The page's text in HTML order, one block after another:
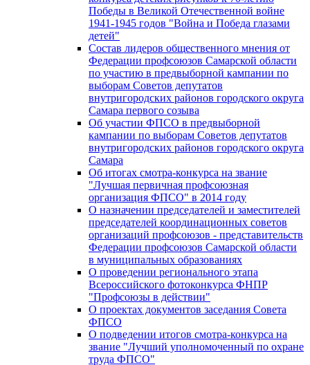
Победы в Великой Отечественной войне
1941-1945 годов "Война и Победа глазами
детей"
Состав лидеров общественного мнения от
Федерации профсоюзов Самарской области
по участию в предвыборной кампании по
выборам Советов депутатов
внутригородских районов городского округа
Самара первого созыва
Об участии ФПСО в предвыборной
кампании по выборам Советов депутатов
внутригородских районов городского округа
Самара
Об итогах смотра-конкурса на звание
"Лучшая первичная профсоюзная
организация ФПСО" в 2014 году
О назначении председателей и заместителей
председателей координационных советов
организаций профсоюзов - представительств
Федерации профсоюзов Самарской области
в муниципальных образованиях
О проведении регионального этапа
Всероссийского фотоконкурса ФНПР
"Профсоюзы в действии"
О проектах документов заседания Совета
ФПСО
О подведении итогов смотра-конкурса на
звание "Лучший уполномоченный по охране
труда ФПСО"